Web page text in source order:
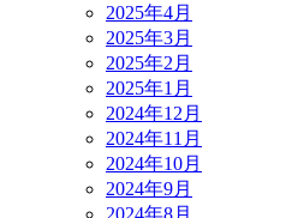
2025年4月
2025年3月
2025年2月
2025年1月
2024年12月
2024年11月
2024年10月
2024年9月